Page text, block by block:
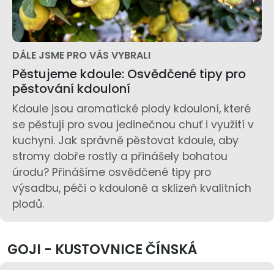
DÁLE JSME PRO VÁS VYBRALI
Pěstujeme kdoule: Osvědčené tipy pro
pěstování kdouloní
Kdoule jsou aromatické plody kdouloní, které
se pěstují pro svou jedinečnou chuť i využití v
kuchyni. Jak správně pěstovat kdoule, aby
stromy dobře rostly a přinášely bohatou
úrodu? Přinášíme osvědčené tipy pro
výsadbu, péči o kdouloně a sklizeň kvalitních
plodů.
GOJI - KUSTOVNICE ČÍNSKÁ